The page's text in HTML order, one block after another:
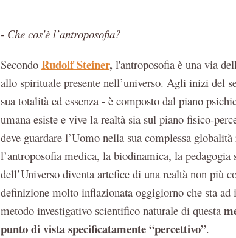
- Che cos'è l’antroposofia?
Secondo Rudolf Steiner, l'antroposofia è una via
allo spirituale presente nell’universo. Agli inizi del
sua totalità ed essenza - è composto dal piano
umana esiste e vive la realtà sia sul piano fisico-
deve guardare l’Uomo nella sua complessa
l’antroposofia medica, la biodinamica, la
dell’Universo diventa artefice di una realtà non più
definizione molto inflazionata oggigiorno che sta ad
metodo investigativo scientifico naturale di questa
punto di vista specificatamente “percettivo”.